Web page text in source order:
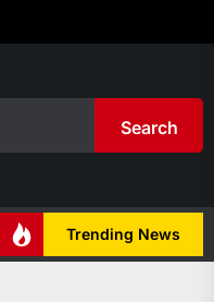
Search
Trending News